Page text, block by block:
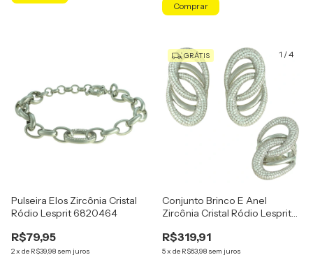
Comprar
Pulseira Elos Zircônia Cristal
Ródio Lesprit 6820464
R$79,95
2x de R$39,98 sem juros
1 /4
GRÁTIS
Conjunto Brinco E Anel
Zircônia Cristal Ródio Lesprit
R$319,91
5x de R$63,98 sem juros